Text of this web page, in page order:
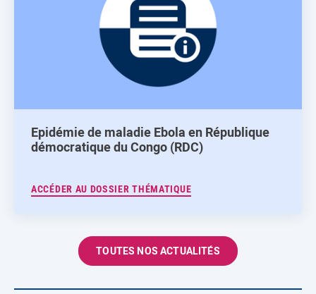
Epidémie de maladie Ebola en République
démocratique du Congo (RDC)
ACCÉDER AU DOSSIER THÉMATIQUE
TOUTES NOS ACTUALITÉS